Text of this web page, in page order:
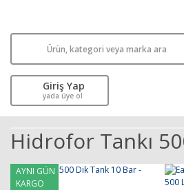
Giriş Yap
yada üye ol
Hidrofor Tankı
AYNI GÜN
KARGO